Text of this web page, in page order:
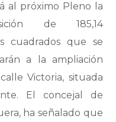
al próximo Pleno la
de 185,14
cuadrados que se
a la ampliación
Victoria, situada
El concejal de
ha señalado que